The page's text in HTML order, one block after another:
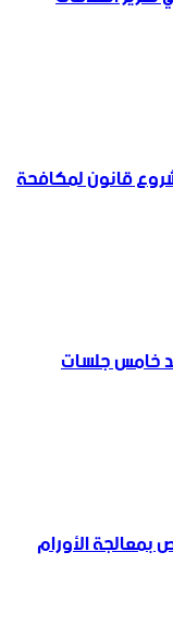
قانون لمكافحة
خامس جلسات
الأورام